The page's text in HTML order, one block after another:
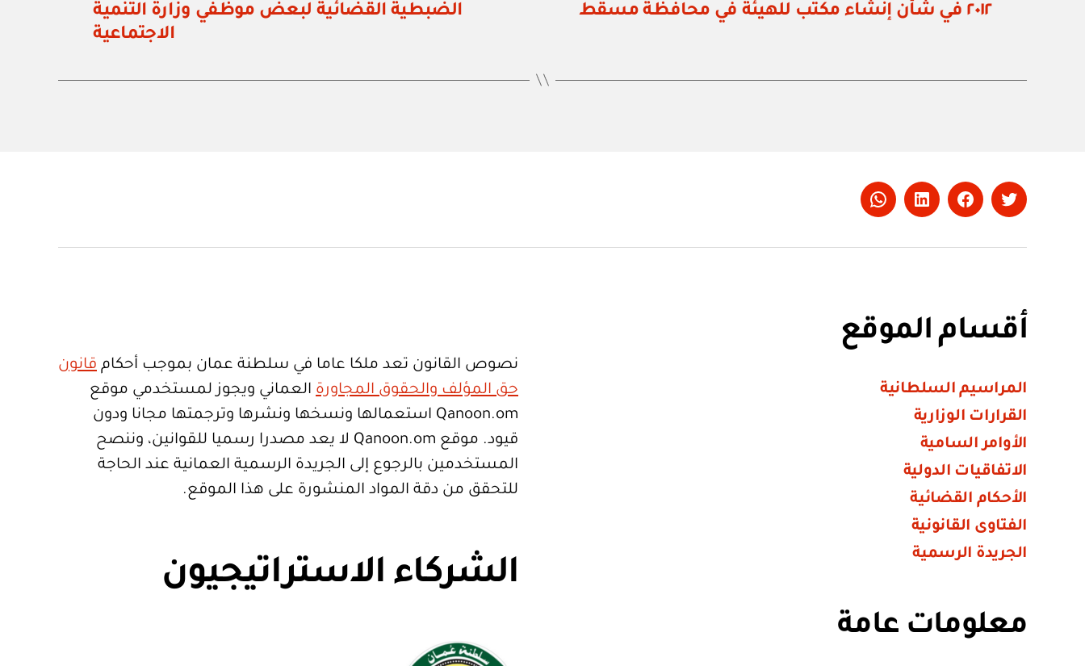
٢٠١٢ في شأن إنشاء مكتب للهيئة في محافظة مسقط
الضبطية القضائية لبعض موظفي وزارة التنمية
الاجتماعية
Twitter
Facebook
LinkedIn
Whatsapp
أقسام الموقع
المراسيم السلطانية
القرارات الوزارية
الأوامر السامية
الاتفاقيات الدولية
الأحكام القضائية
الفتاوى القانونية
الجريدة الرسمية
معلومات عامة
نصوص القانون تعد ملكا عاما في سلطنة عمان بموجب أحكام قانون
حق المؤلف والحقوق المجاورة العماني ويجوز لمستخدمي موقع
Qanoon.om استعمالها ونسخها ونشرها وترجمتها مجانا ودون
قيود. موقع Qanoon.om لا يعد مصدرا رسميا للقوانين، وننصح
المستخدمين بالرجوع إلى الجريدة الرسمية العمانية عند الحاجة
للتحقق من دقة المواد المنشورة على هذا الموقع.
الشركاء الاستراتيجيون